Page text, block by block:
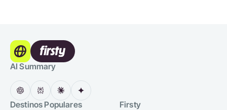
AI Summary
Destinos Populares Firsty